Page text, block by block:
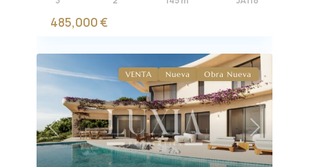
485,000 €
Previous Next
VENTA Nueva Obra Nueva